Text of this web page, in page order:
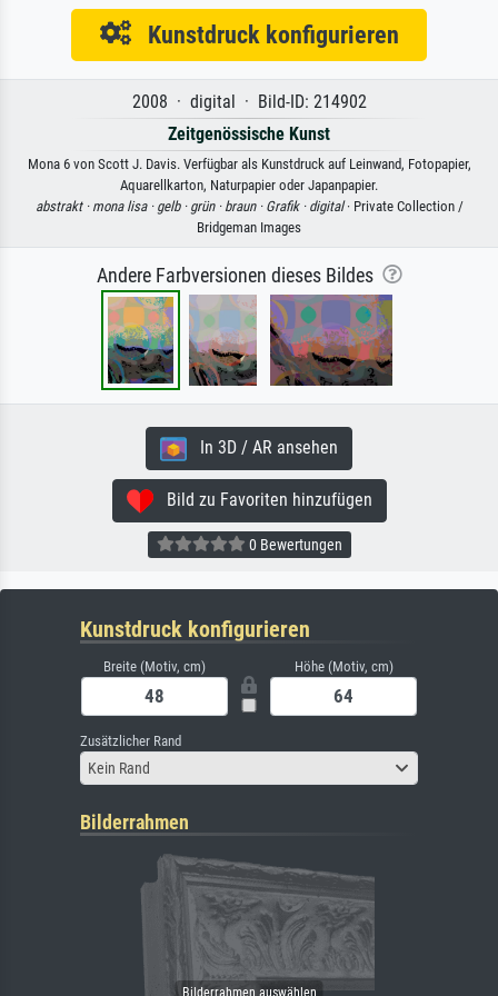
Kunstdruck konfigurieren
2008 · digital · Bild-ID: 214902
Zeitgenössische Kunst
Mona 6 von Scott J. Davis. Verfügbar als Kunstdruck auf Leinwand, Fotopapier,
Aquarellkarton, Naturpapier oder Japanpapier.
abstrakt · mona lisa · gelb · grün · braun · Grafik · digital· Private Collection /
Bridgeman Images
Andere Farbversionen dieses Bildes
In 3D / AR ansehen
Bild zu Favoriten hinzufügen
0 Bewertungen
Kunstdruck konfigurieren
Breite (Motiv, cm) Höhe (Motiv, cm)
Zusätzlicher Rand
Kein Rand
Bilderrahmen